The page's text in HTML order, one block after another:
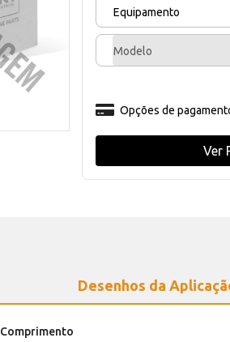
Equipamento
Modelo
Opções de
Ver
Desenhos da
Comprimento